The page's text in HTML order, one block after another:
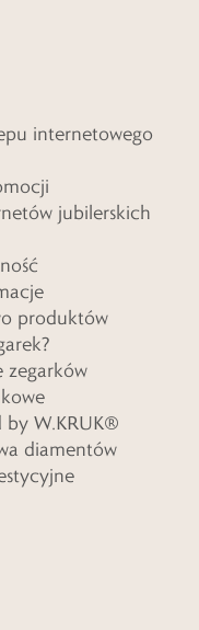
internetowego
jubilerskich
produktów
zegarków
W.KRUK®
diamentów